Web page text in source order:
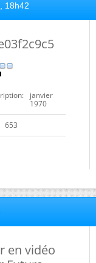
18h42
janvier
1970
653
en vidéo